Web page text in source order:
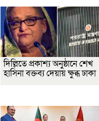
দিল্লিতে প্রকাশ্য অনুষ্ঠানে শেখ
হাসিনা বক্তব্য দেয়ায় ক্ষুব্ধ ঢাকা